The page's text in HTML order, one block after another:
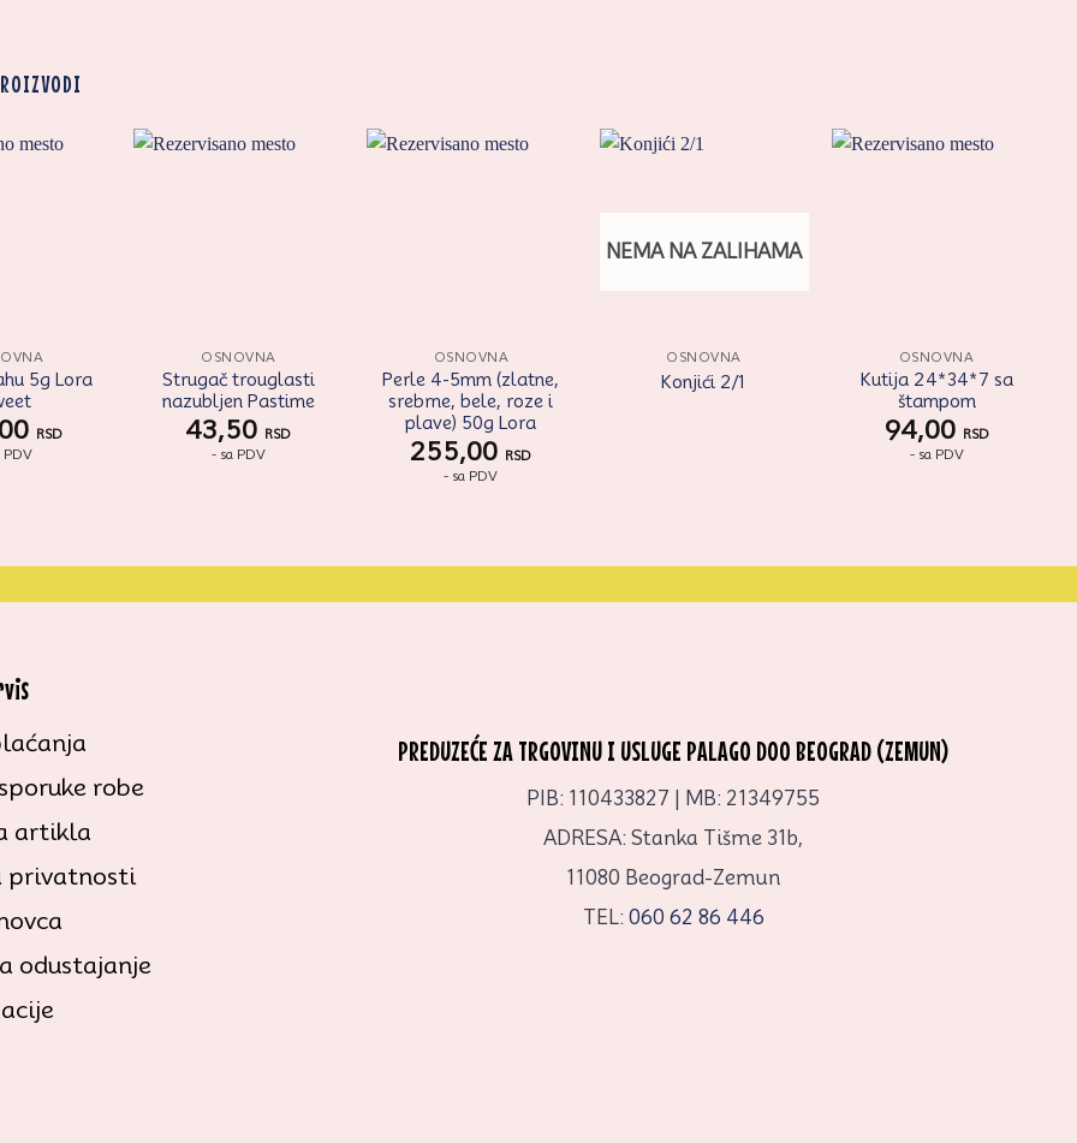
5g Lora
RSD
PDV
OSNOVNA
Strugač trouglasti
nazubljen Pastime
43,50 RSD
- sa PDV
OSNOVNA
Perle 4-5mm (zlatne,
srebrne, bele, roze i
plave) 50g Lora
255,00 RSD
- sa PDV
NEMA NA ZALIHAMA
OSNOVNA
Konjići 2/1
OSNOVNA
Kutija 24*34*7 sa
štampom
94,00 RSD
- sa PDV
robe
artikla
privatnosti
odustajanje
PREDUZEĆE ZA TRGOVINU I USLUGE PALAGO DOO BEOGRAD (ZEMUN)
PIB: 110433827 | MB: 21349755
ADRESA: Stanka Tišme 31b,
11080 Beograd-Zemun
TEL: 060 62 86 446